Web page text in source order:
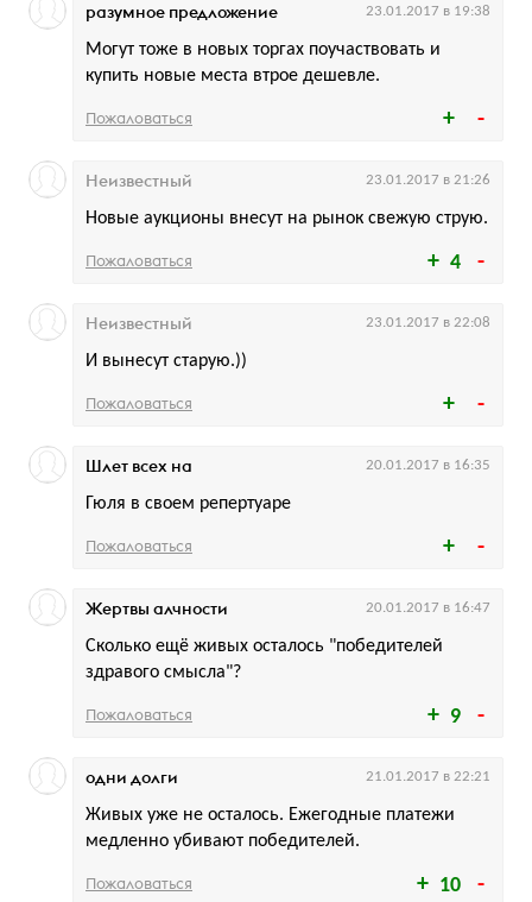
Могут тоже в новых торгах поучаствовать и
купить новые места втрое дешевле.
разумное предложение 23.01.2017 в 19:38
Пожаловаться
4
Новые аукционы внесут на рынок свежую струю.
Неизвестный 23.01.2017 в 21:26
Пожаловаться
И вынесут старую.))
Неизвестный 23.01.2017 в 22:08
Пожаловаться
Гюля в своем репертуаре
Шлет всех на 20.01.2017 в 16:35
Пожаловаться
9
Сколько ещё живых осталось "победителей
здравого смысла"?
Жертвы алчности 20.01.2017 в 16:47
Пожаловаться
10
Живых уже не осталось. Ежегодные платежи
медленно убивают победителей.
одни долги 21.01.2017 в 22:21
Пожаловаться